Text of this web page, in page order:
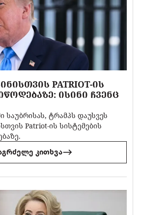
PATRIOT-ᲘᲡ
ᲘᲡᲘᲜᲘ ᲩᲕᲔᲜᲪ
საუბრისას, ტრამპს დაუსვეს
Patriot-ის სისტემების
კითხვა